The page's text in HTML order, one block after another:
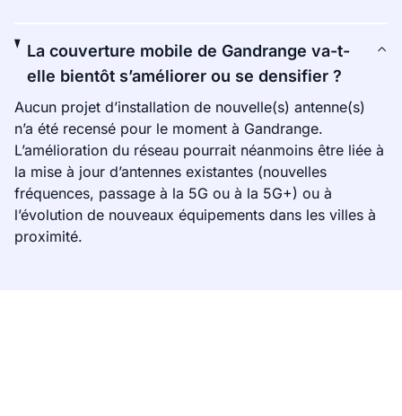
La couverture mobile de Gandrange va-t-
elle bientôt s’améliorer ou se densifier ?
Aucun projet d’installation de nouvelle(s) antenne(s)
n’a été recensé pour le moment à Gandrange.
L’amélioration du réseau pourrait néanmoins être liée à
la mise à jour d’antennes existantes (nouvelles
fréquences, passage à la 5G ou à la 5G+) ou à
l’évolution de nouveaux équipements dans les villes à
proximité.